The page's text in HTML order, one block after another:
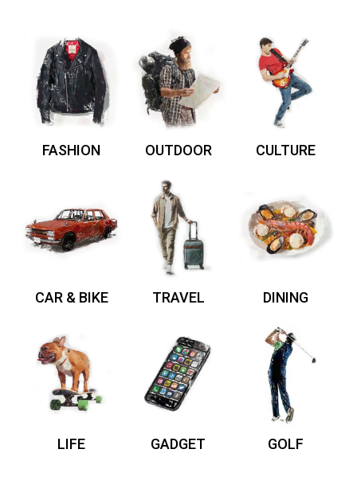
FASHION OUTDOOR CULTURE
CAR & BIKE TRAVEL DINING
LIFE GADGET GOLF